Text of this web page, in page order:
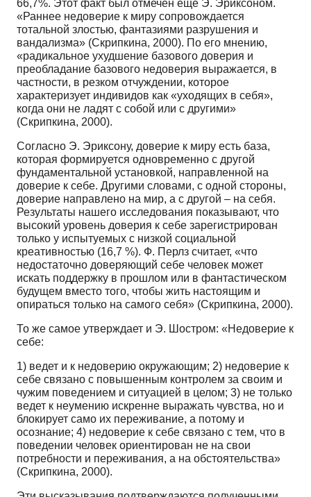
66,7%. Этот факт был отмечен еще Э. Эриксоном.
«Раннее недоверие к миру сопровождается
тотальной злостью, фантазиями разрушения и
вандализма» (Скрипкина, 2000). По его мнению,
«радикальное ухудшение базового доверия и
преобладание базового недоверия выражается, в
частности, в резком отчуждении, которое
характеризует индивидов как «уходящих в себя»,
когда они не ладят с собой или с другими»
(Скрипкина, 2000).
Согласно Э. Эриксону, доверие к миру есть база,
которая формируется одновременно с другой
фундаментальной установкой, направленной на
доверие к себе. Другими словами, с одной стороны,
доверие направлено на мир, а с другой – на себя.
Результаты нашего исследования показывают, что
высокий уровень доверия к себе зарегистрирован
только у испытуемых с низкой социальной
креативностью (16,7 %). Ф. Перлз считает, «что
недостаточно доверяющий себе человек может
искать поддержку в прошлом или в фантастическом
будущем вместо того, чтобы жить настоящим и
опираться только на самого себя» (Скрипкина, 2000).
То же самое утверждает и Э. Шостром: «Недоверие к
себе:
1) ведет и к недоверию окружающим; 2) недоверие к
себе связано с повышенным контролем за своим и
чужим поведением и ситуацией в целом; 3) не только
ведет к неумению искренне выражать чувства, но и
блокирует само их переживание, а потому и
осознание; 4) недоверие к себе связано с тем, что в
поведении человек ориентирован не на свои
потребности и переживания, а на обстоятельства»
(Скрипкина, 2000).